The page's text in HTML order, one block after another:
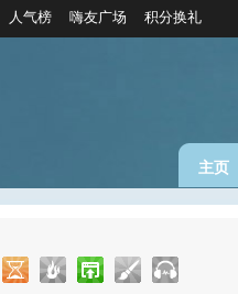
人气榜 嗨友广场 积分换礼
主页